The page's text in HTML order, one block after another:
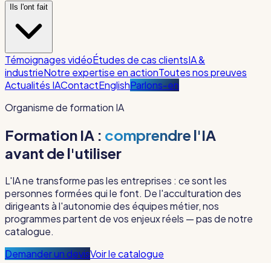
Ils l'ont fait
Témoignages vidéoÉtudes de cas clientsIA &
industrieNotre expertise en actionToutes nos preuves
Actualités IAContactEnglishParlons-en
Organisme de formation IA
Formation IA : comprendre l'IA
avant de l'utiliser
L'IA ne transforme pas les entreprises : ce sont les
personnes formées qui le font. De l'acculturation des
dirigeants à l'autonomie des équipes métier, nos
programmes partent de vos enjeux réels — pas de notre
catalogue.
Demander un devisVoir le catalogue